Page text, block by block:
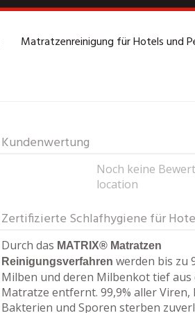
Matratzenreinigung für Hotels und
Kundenwertung
Noch keine
location
Zertifizierte Schlafhygiene für
Durch das MATRIX® Matratzen
Reinigungsverfahren werden bis zu
Milben und deren Milbenkot tief aus
Matratze entfernt. 99,9% aller Viren,
Bakterien und Sporen sterben